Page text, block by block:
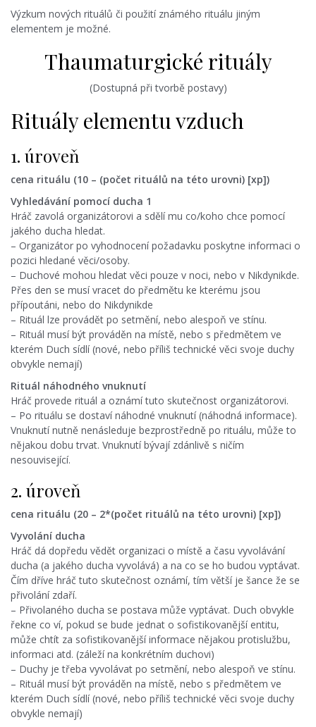
Výzkum nových rituálů či použití známého rituálu jiným
elementem je možné.
Thaumaturgické rituály
(Dostupná při tvorbě postavy)
Rituály elementu vzduch
1. úroveň
cena rituálu (10 – (počet rituálů na této urovni) [xp])
Vyhledávání pomocí ducha 1
Hráč zavolá organizátorovi a sdělí mu co/koho chce pomocí
jakého ducha hledat.
– Organizátor po vyhodnocení požadavku poskytne informaci o
pozici hledané věci/osoby.
– Duchové mohou hledat věci pouze v noci, nebo v Nikdynikde.
Přes den se musí vracet do předmětu ke kterému jsou
přípoutáni, nebo do Nikdynikde
– Rituál lze provádět po setmění, nebo alespoň ve stínu.
– Rituál musí být prováděn na místě, nebo s předmětem ve
kterém Duch sídlí (nové, nebo příliš technické věci svoje duchy
obvykle nemají)
Rituál náhodného vnuknutí
Hráč provede rituál a oznámí tuto skutečnost organizátorovi.
– Po rituálu se dostaví náhodné vnuknutí (náhodná informace).
Vnuknutí nutně nenásleduje bezprostředně po rituálu, může to
nějakou dobu trvat. Vnuknutí bývají zdánlivě s ničím
nesouvisející.
2. úroveň
cena rituálu (20 – 2*(počet rituálů na této urovni) [xp])
Vyvolání ducha
Hráč dá dopředu vědět organizaci o místě a času vyvolávání
ducha (a jakého ducha vyvolává) a na co se ho budou vyptávat.
Čím dříve hráč tuto skutečnost oznámí, tím větší je šance že se
přivolání zdaří.
– Přivolaného ducha se postava může vyptávat. Duch obvykle
řekne co ví, pokud se bude jednat o sofistikovanější entitu,
může chtít za sofistikovanější informace nějakou protislužbu,
informaci atd. (záleží na konkrétním duchovi)
– Duchy je třeba vyvolávat po setmění, nebo alespoň ve stínu.
– Rituál musí být prováděn na místě, nebo s předmětem ve
kterém Duch sídlí (nové, nebo příliš technické věci svoje duchy
obvykle nemají)